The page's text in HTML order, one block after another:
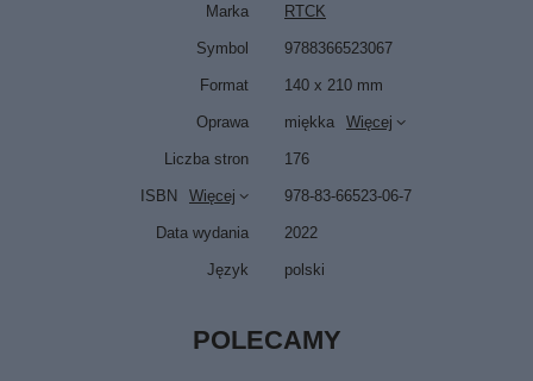
Marka RTCK
Symbol 9788366523067
Format 140 x 210 mm
Oprawa miękka Więcej
Liczba stron 176
ISBN Więcej 978-83-66523-06-7
Data wydania 2022
Język polski
POLECAMY